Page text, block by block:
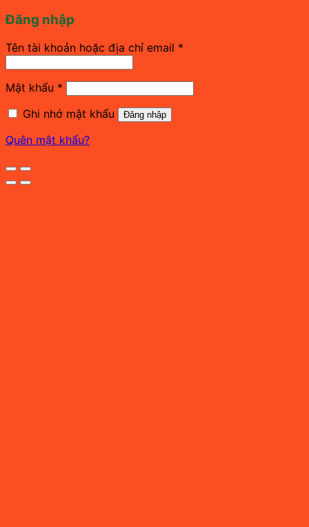
Đăng nhập
Tên tài khoản hoặc địa chỉ email *
Mật khẩu * Bắt
buộc
Ghi nhớ mật khẩu
Đăng nhập
Quên mật khẩu?